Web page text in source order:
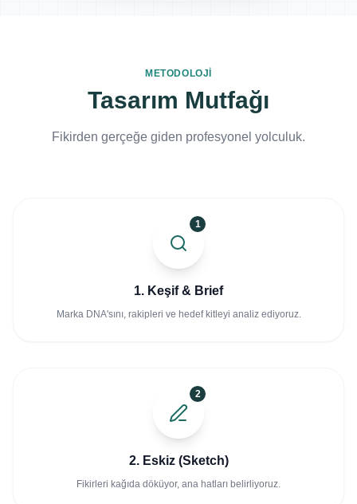
METODOLOJI
Tasarım Mutfağı
Fikirden gerçeğe giden profesyonel yolculuk.
1
1. Keşif & Brief
Marka DNA'sını, rakipleri ve hedef kitleyi analiz ediyoruz.
2
2. Eskiz (Sketch)
Fikirleri kağıda döküyor, ana hatları belirliyoruz.